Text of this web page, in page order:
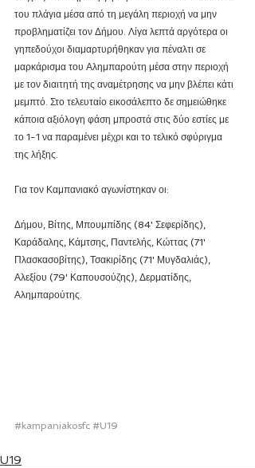
του πλάγια μέσα από τη μεγάλη περιοχή να μην
προβληματίζει τον Δήμου. Λίγα λεπτά αργότερα οι
γηπεδούχοι διαμαρτυρήθηκαν για πέναλτι σε
μαρκάρισμα του Αλημπαρούτη μέσα στην περιοχή
με τον διαιτητή της αναμέτρησης να μην βλέπει κάτι
μεμπτό. Στο τελευταίο εικοσάλεπτο δε σημειώθηκε
κάποια αξιόλογη φάση μπροστά στις δύο εστίες με
το 1-1 να παραμένει μέχρι και το τελικό σφύριγμα
της λήξης.
Για τον Καμπανιακό αγωνίστηκαν οι:
Δήμου, Βίτης, Μπουμπίδης (84' Σεφερίδης),
Καράδαλης, Κάμτσης, Παντελής, Κώττας (71'
Πλασκασοβίτης), Τσακιρίδης (71' Μυγδαλιάς),
Αλεξίου (79' Καπουσούζης), Δερματίδης,
Αλημπαρούτης.
#kampaniakosfc #U19
U19